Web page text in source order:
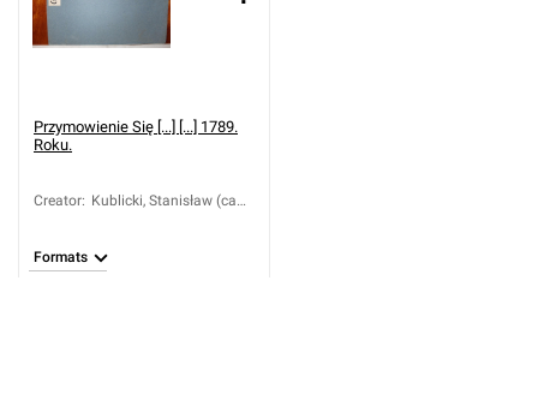
Przymowienie Się [...] [...] 1789.
Roku.
Creator: Kublicki, Stanisław (ca
Formats